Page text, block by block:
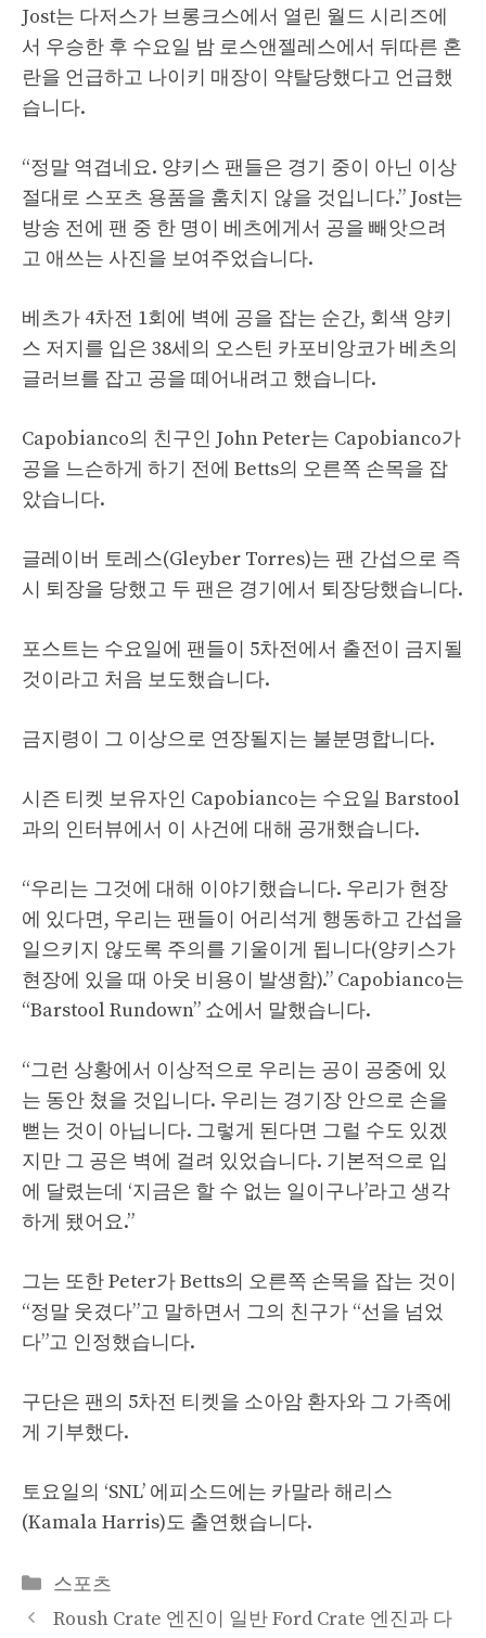
Jost는 다저스가 브롱크스에서 열린 월드 시리즈에
서 우승한 후 수요일 밤 로스앤젤레스에서 뒤따른 혼
란을 언급하고 나이키 매장이 약탈당했다고 언급했
습니다.
“정말 역겹네요. 양키스 팬들은 경기 중이 아닌 이상
절대로 스포츠 용품을 훔치지 않을 것입니다.” Jost는
방송 전에 팬 중 한 명이 베츠에게서 공을 빼앗으려
고 애쓰는 사진을 보여주었습니다.
베츠가 4차전 1회에 벽에 공을 잡는 순간, 회색 양키
스 저지를 입은 38세의 오스틴 카포비앙코가 베츠의
글러브를 잡고 공을 떼어내려고 했습니다.
Capobianco의 친구인 John Peter는 Capobianco가
공을 느슨하게 하기 전에 Betts의 오른쪽 손목을 잡
았습니다.
글레이버 토레스(Gleyber Torres)는 팬 간섭으로 즉
시 퇴장을 당했고 두 팬은 경기에서 퇴장당했습니다.
포스트는 수요일에 팬들이 5차전에서 출전이 금지될
것이라고 처음 보도했습니다.
금지령이 그 이상으로 연장될지는 불분명합니다.
시즌 티켓 보유자인 Capobianco는 수요일 Barstool
과의 인터뷰에서 이 사건에 대해 공개했습니다.
“우리는 그것에 대해 이야기했습니다. 우리가 현장
에 있다면, 우리는 팬들이 어리석게 행동하고 간섭을
일으키지 않도록 주의를 기울이게 됩니다(양키스가
현장에 있을 때 아웃 비용이 발생함).” Capobianco는
“Barstool Rundown” 쇼에서 말했습니다.
“그런 상황에서 이상적으로 우리는 공이 공중에 있
는 동안 쳤을 것입니다. 우리는 경기장 안으로 손을
뻗는 것이 아닙니다. 그렇게 된다면 그럴 수도 있겠
지만 그 공은 벽에 걸려 있었습니다. 기본적으로 입
에 달렸는데 ‘지금은 할 수 없는 일이구나’라고 생각
하게 됐어요.”
그는 또한 Peter가 Betts의 오른쪽 손목을 잡는 것이
“정말 웃겼다”고 말하면서 그의 친구가 “선을 넘었
다”고 인정했습니다.
구단은 팬의 5차전 티켓을 소아암 환자와 그 가족에
게 기부했다.
토요일의 ‘SNL’ 에피소드에는 카말라 해리스
(Kamala Harris)도 출연했습니다.
Categories
스포츠
Roush Crate 엔진이 일반 Ford Crate 엔진과 다